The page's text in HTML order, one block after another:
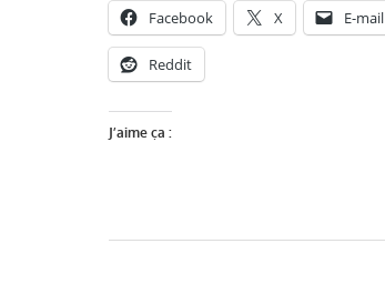
Facebook X E-mail
Reddit
J’aime ça :